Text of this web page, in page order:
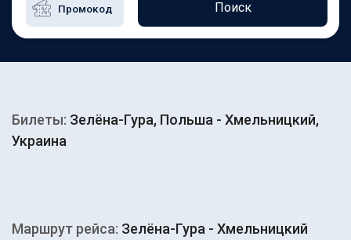
Поиск
Билеты: Зелёна-Гура, Польша - Хмельницкий,
Украина
Маршрут рейса: Зелёна-Гура - Хмельницкий